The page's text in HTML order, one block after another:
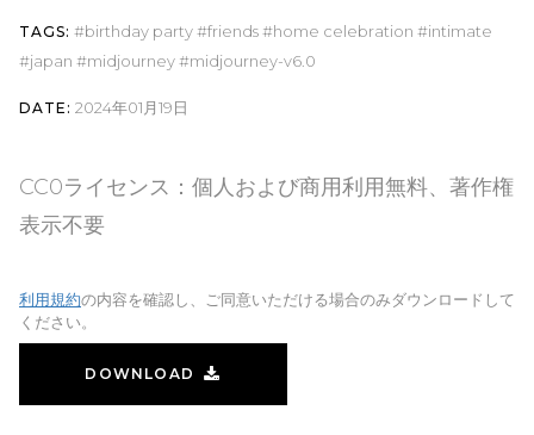
TAGS: birthday party friends home celebration
intimate
japan
midjourney midjourney-v6.0
DATE: 2024年01月19日
CC0ライセンス：個人および商用利用無料、著作権
表示不要
利用規約の内容を確認し、ご同意いただける場合のみダウンロードして
ください。
DOWNLOAD